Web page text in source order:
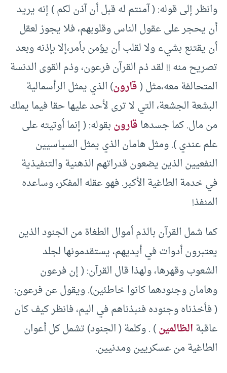
وانظر إلى قوله: ( آمنتم له قبل أن آذن لكم ) إنه يريد
أن يحجر على عقول الناس وقلوبهم، فلا يجوز لعقل
أن يقتنع بشيء ولا لقلب أن يؤمن بأمر،إلا بإذنه وبعد
تصريح منه !! لقد ذم القرآن فرعون، وذم القوى الدنسة
المتحالفة معه،مثل (قارون) الذي يمثل الرأسمالية
البشعة الجشعة، التي لا ترى لأحد عليها حقا فيما يملك
من مال. كما جسدهاقارونبقوله: ( إنما أوتيته على
علم عندي ). ومثل هامان الذي يمثل السياسيين
النفعيين الذين يضعون قدراتهم الذهنية والتنفيذية
في خدمة الطاغية الأكبر. فهو عقله المفكر، وساعده
المنفذ!
كما شمل القرآن بالذم أموال الطغاة من الجنود الذين
يعتبرون أدوات في أيديهم، يستقدمونها لجلد
الشعوب وقهرها، ولهذا قال القرآن: ( إن فرعون
وهامان وجنودهما كانوا خاطئين). ويقول عن فرعون:
( فأخذناه وجنوده فنبذناهم في اليم، فانظر كيف كان
عاقبةالظالمين) . وكلمة ( الجنود) تشمل كل أعوان
الطاغية من عسكريين ومدنيين.